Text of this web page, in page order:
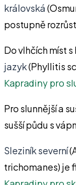
královská
postupně
Do vlhčích míst
jazyk(Phyllitis
Kapradiny pro
Pro slunnější a
sušší půdu s
Sleziník severní
trichomanes) je